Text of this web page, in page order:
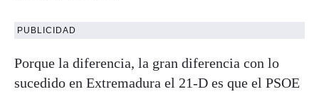
PUBLICIDAD
Porque la diferencia, la gran diferencia con lo
sucedido en Extremadura el 21-D es que el PSOE